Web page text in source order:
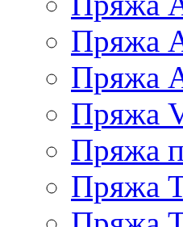
Пряжа
Пряжа
Пряжа
Пряжа
Пряжа